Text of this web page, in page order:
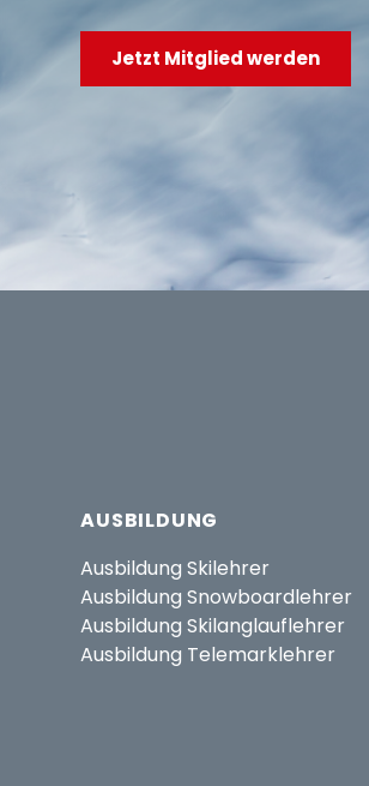
Jetzt Mitglied werden
AUSBILDUNG
Ausbildung Skilehrer
Ausbildung Snowboardlehrer
Ausbildung Skilanglauflehrer
Ausbildung Telemarklehrer